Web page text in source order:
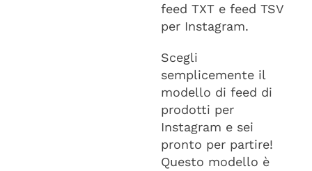
feed TXT e feed TSV
per Instagram.
Scegli
semplicemente il
modello di feed di
prodotti per
Instagram e sei
pronto per partire!
Questo modello è